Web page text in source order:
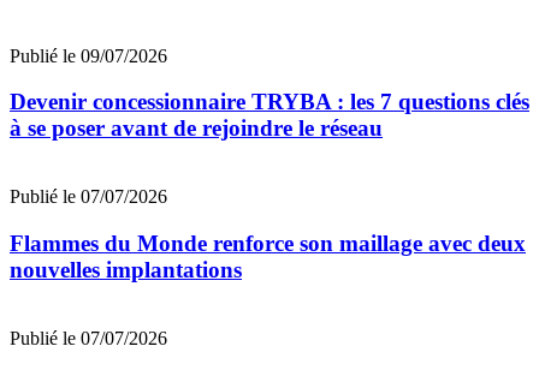
Publié le 09/07/2026
Devenir concessionnaire TRYBA : les 7 questions clés
à se poser avant de rejoindre le réseau
Publié le 07/07/2026
Flammes du Monde renforce son maillage avec deux
nouvelles implantations
Publié le 07/07/2026